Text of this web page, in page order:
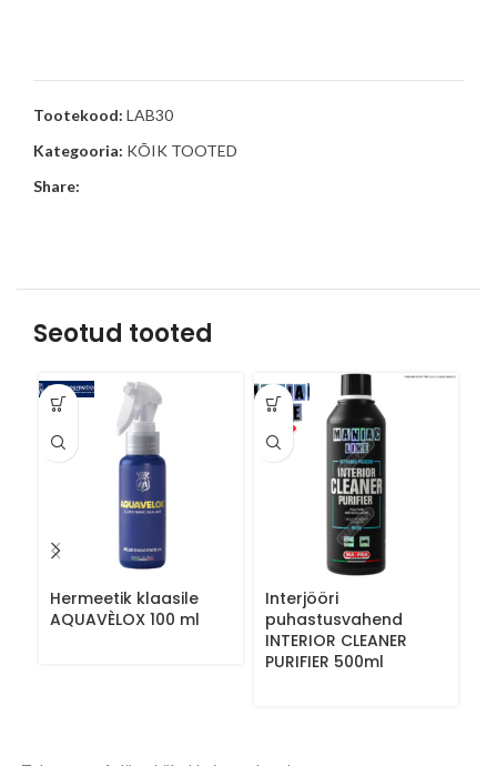
Tootekood: LAB30
Kategooria: KÕIK TOOTED
Share:
Seotud tooted
Hermeetik klaasile
AQUAVÈLOX 100 ml
Interjööri
puhastusvahend
INTERIOR CLEANER
PURIFIER 500ml